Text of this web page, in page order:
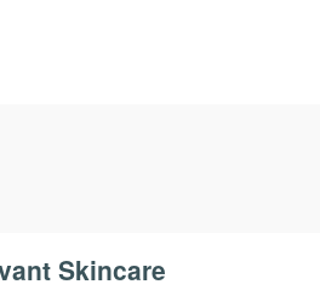
Skincare